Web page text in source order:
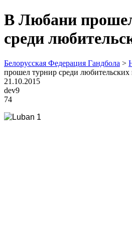
В Любани
среди
Белорусская Федерация Гандбола >
прошел турнир среди любительских
21.10.2015
dev9
74